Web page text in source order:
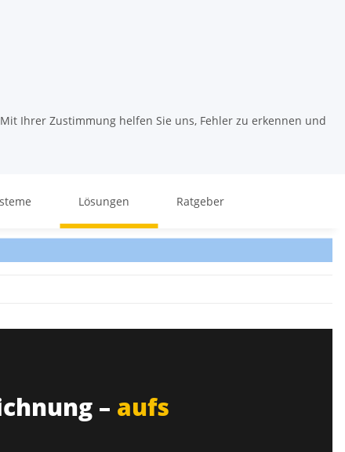
Ihrer Zustimmung helfen Sie uns, Fehler zu erkennen und
Lösungen Ratgeber
– aufs